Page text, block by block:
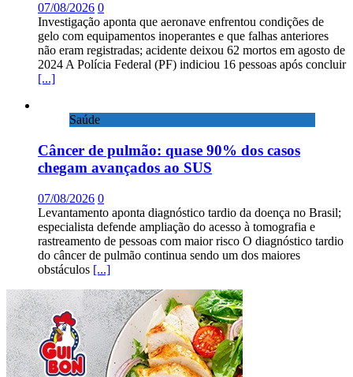
07/08/2026 0
Investigação aponta que aeronave enfrentou condições de
gelo com equipamentos inoperantes e que falhas anteriores
não eram registradas; acidente deixou 62 mortos em agosto de
2024 A Polícia Federal (PF) indiciou 16 pessoas após concluir
[...]
Saúde
Câncer de pulmão: quase 90% dos casos
chegam avançados ao SUS
07/08/2026 0
Levantamento aponta diagnóstico tardio da doença no Brasil;
especialista defende ampliação do acesso à tomografia e
rastreamento de pessoas com maior risco O diagnóstico tardio
do câncer de pulmão continua sendo um dos maiores
obstáculos [...]